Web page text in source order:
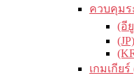
ควบคุมร
(อี
(JP)
เกมเกีย